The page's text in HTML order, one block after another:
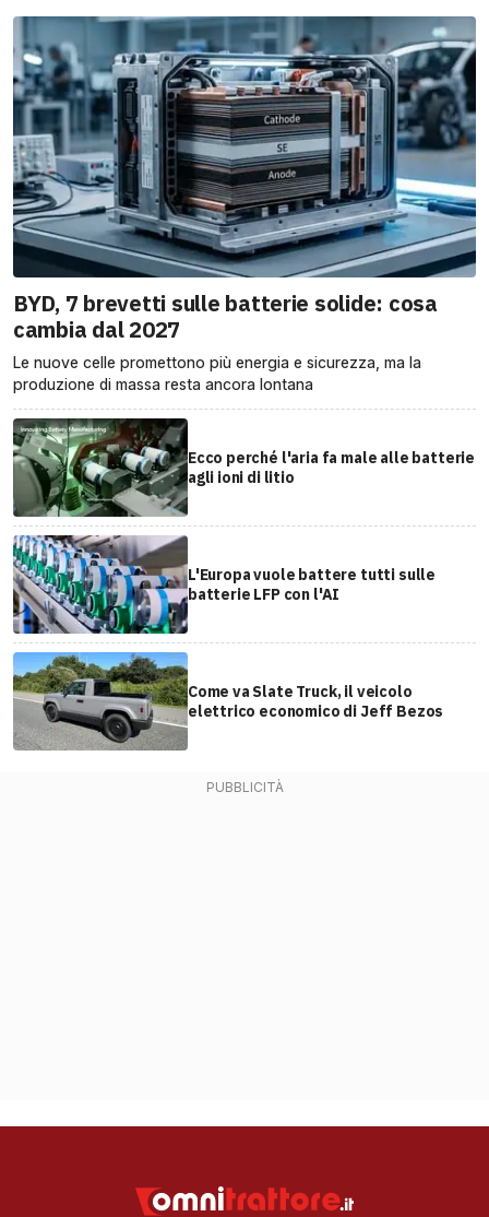
BYD, 7 brevetti sulle batterie solide: cosa
cambia dal 2027
Le nuove celle promettono più energia e sicurezza, ma la
produzione di massa resta ancora lontana
Ecco perché l'aria fa male alle batterie
agli ioni di litio
L'Europa vuole battere tutti sulle
batterie LFP con l'AI
Come va Slate Truck, il veicolo
elettrico economico di Jeff Bezos